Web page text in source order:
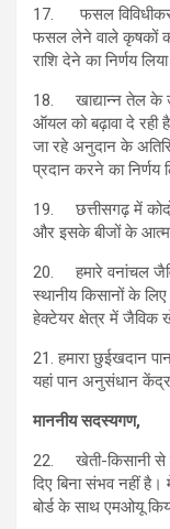
17. फसल
फसल लेने वाले कृषकों
राशि देने का निर्णय
18. खाद्यान्न तेल के
ऑयल को बढ़ावा दे रही
जा रहे अनुदान के
प्रदान करने का निर्णय
19. छत्तीसगढ़ में
और इसके बीजों के
20. हमारे वनांचल
स्थानीय किसानों के
हेक्टेयर क्षेत्र में जैविक
21. हमारा छुईखदान
यहां पान अनुसंधान
माननीय सदस्यगण,
22. खेती-किसानी से
दिए बिना संभव नहीं है।
बोर्ड के साथ एमओयू